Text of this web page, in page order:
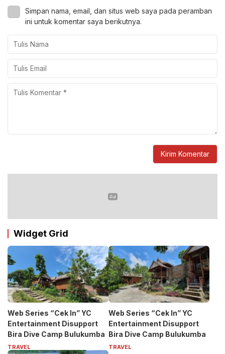
Simpan nama, email, dan situs web saya pada peramban
ini untuk komentar saya berikutnya.
Widget Grid
Web Series “Cek In” YC
Entertainment Disupport
Bira Dive Camp Bulukumba
TRAVEL
Web Series “Cek In” YC
Entertainment Disupport
Bira Dive Camp Bulukumba
TRAVEL